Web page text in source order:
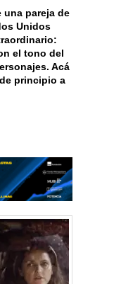
una pareja de
Unidos
el tono del
Acá
principio a